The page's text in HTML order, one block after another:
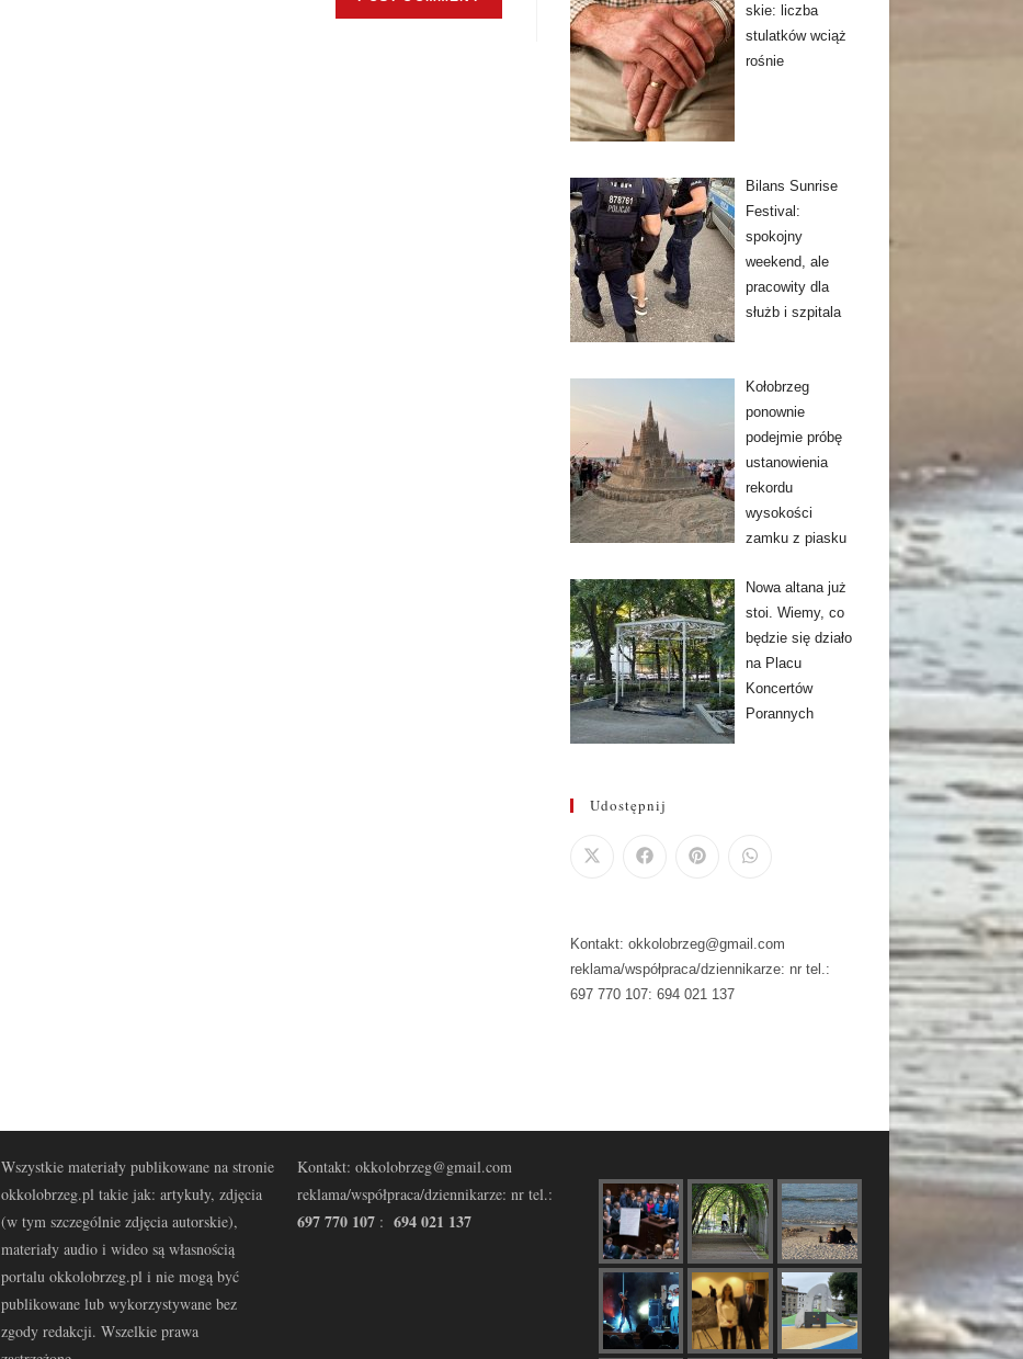
skie: liczba
stulatków wciąż
rośnie
Bilans Sunrise
Festival:
spokojny
weekend, ale
pracowity dla
służb i szpitala
Kołobrzeg
ponownie
podejmie próbę
ustanowienia
rekordu
wysokości
zamku z piasku
Nowa altana już
stoi. Wiemy, co
będzie się działo
na Placu
Koncertów
Porannych
Udostępnij
Kontakt: okkolobrzeg@gmail.com
reklama/współpraca/dziennikarze: nr tel.:
697 770 107: 694 021 137
Wszystkie materiały publikowane na stronie
okkolobrzeg.pl takie jak: artykuły, zdjęcia
(w tym szczególnie zdjęcia autorskie),
materiały audio i wideo są własnością
portalu okkolobrzeg.pl i nie mogą być
publikowane lub wykorzystywane bez
zgody redakcji. Wszelkie prawa
Kontakt: okkolobrzeg@gmail.com
reklama/współpraca/dziennikarze: nr tel.:
697 770 107 : 694 021 137